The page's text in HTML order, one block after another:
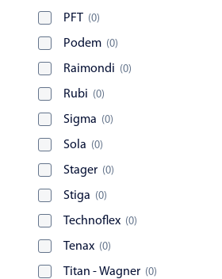
PFT (0)
Podem (0)
Raimondi (0)
Rubi (0)
Sigma (0)
Sola (0)
Stager (0)
Stiga (0)
Technoflex (0)
Tenax (0)
Titan - Wagner (0)